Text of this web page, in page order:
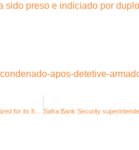
sido preso e indiciado por
apos-detetive-